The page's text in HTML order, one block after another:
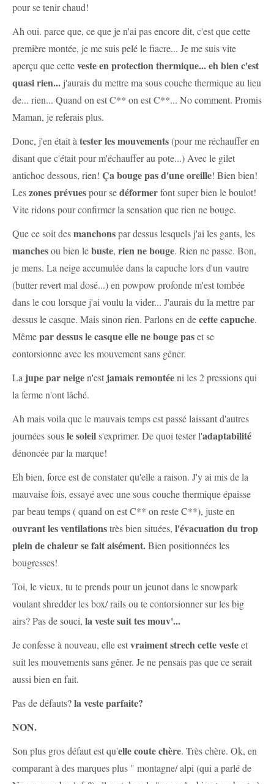
pour se tenir chaud!
Ah oui. parce que, ce que je n'ai pas encore dit, c'est que cette
première montée, je me suis pelé le fiacre... Je me suis vite
aperçu que cetteveste en protection thermique... eh bien c'est
quasi rien... j'aurais du mettre ma sous couche thermique au lieu
de... rien... Quand on est C** on est C**... No comment. Promis
Maman, je referais plus.
Donc, j'en était àtester les mouvements(pour me réchauffer en
disant que c'était pour m'échauffer au pote...) Avec le gilet
antichoc dessous, rien! Ça bouge pas d'une oreille! Bien bien!
Leszones prévuespour sedéformerfont super bien le boulot!
Vite ridons pour confirmer la sensation que rien ne bouge.
Que ce soit desmanchonspar dessus lesquels j'ai les gants, les
manchesou bien lebuste, rien ne bouge. Rien ne passe. Bon,
je mens. La neige accumulée dans la capuche lors d'un vautre
(butter revert mal dosé...) en powpow profonde m'est tombée
dans le cou lorsque j'ai voulu la vider... J'aurais du la mettre par
dessus le casque. Mais sinon rien. Parlons en decette capuche.
Mêmepar dessus le casque elle ne bouge paset se
contorsionne avec les mouvement sans gêner.
La jupe par neigen'est jamais remontéeni les 2 pressions qui
la ferme n'ont lâché.
Ah mais voila que le mauvais temps est passé laissant d'autres
journées sousle soleils'exprimer. De quoi tester l'adaptabilité
dénoncée par la marque!
Eh bien, force est de constater qu'elle a raison. J'y ai mis de la
mauvaise fois, essayé avec une sous couche thermique épaisse
par beau temps ( quand on est C** on reste C**), juste en
ouvrant les ventilationstrès bien situées, l'évacuation du trop
plein de chaleur se fait aisément.Bien positionnées les
bougresses!
Toi, le vieux, tu te prends pour un jeunot dans le snowpark
voulant shredder les box/ rails ou te contorsionner sur les big
airs? Pas de souci, la veste suit tes mouv'...
Je confesse à nouveau, elle estvraiment strech cette vesteet
suit les mouvements sans gêner. Je ne pensais pas que ce serait
aussi bien en fait.
Pas de défauts?la veste parfaite?
NON.
Son plus gros défaut est qu'elle coute chère. Très chère. Ok, en
comparant à des marques plus " montagne/ alpi (qui a parlé de